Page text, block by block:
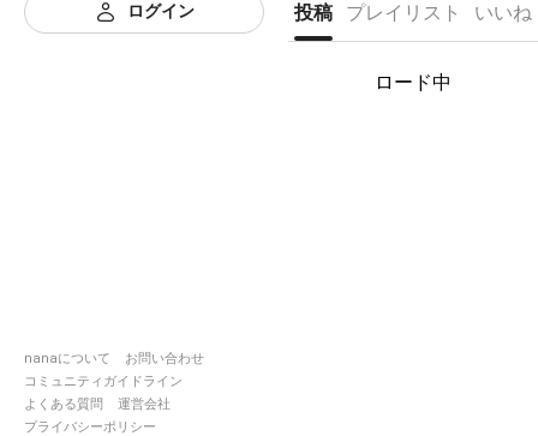
ログイン
nanaについて
お問い合わせ
コミュニティガイドライン
よくある質問
運営会社
プライバシーポリシー
ｼﾞｬﾝﾙ問わず！歌うのとか演劇と
かだいすきな人間です🥺
投稿 プレイリスト いいね
ロード中